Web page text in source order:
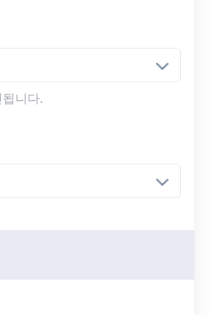
니다.